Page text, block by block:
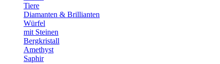
Tiere
Diamanten & Brillianten
Würfel
mit Steinen
Bergkristall
Amethyst
Saphir